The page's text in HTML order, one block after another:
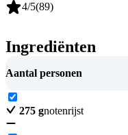
4/5(89)
Ingrediënten
Aantal personen
275 gnotenrijst